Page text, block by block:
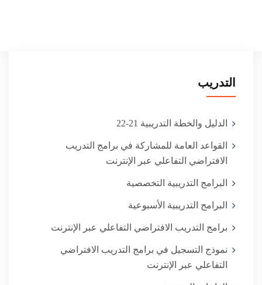
التدريب
الدليل والخطة التدريبية 21-22
القواعد العامة للمشاركة في برامج التدريب
البرامج التدريبية التخصصية
البرامج التدريبية الأسبوعية
برامج التدريب الافتراضي التفاعلي عبر الإنترنت
نموذج التسجيل في برامج التدريب الافتراضي
التفاعلي عبر الإنترنت